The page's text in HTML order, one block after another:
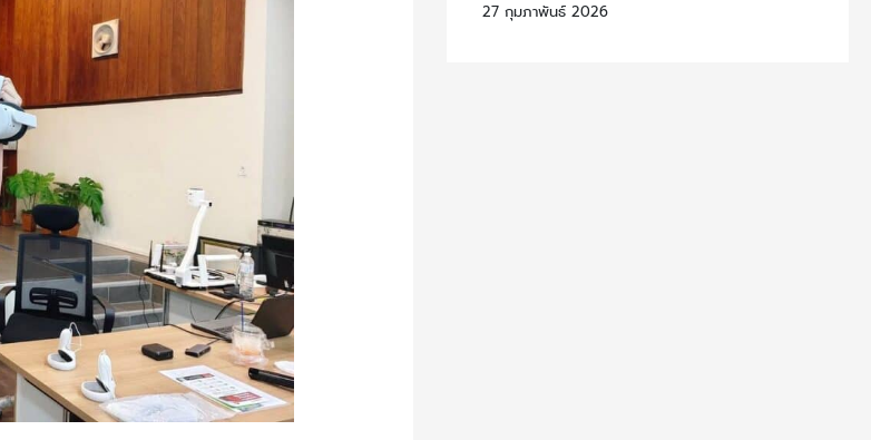
27 กุมภาพันธ์ 2026